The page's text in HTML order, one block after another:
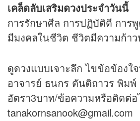
เคล็ดลับเสริมดวงประจำวันนี้
การรักษาศีล การปฏิบัติดี การ
มีมงคลในชีวิต ชีวิตมีความก้า
ดูดวงแบบเจาะลึก ไขข้อข้องใ
อาจารย์ ธนกร ตันติถาวร พิมพ์
อัตรา3บาท/ข้อความหรือติดต่อ
tanakornsanook@gmail.com